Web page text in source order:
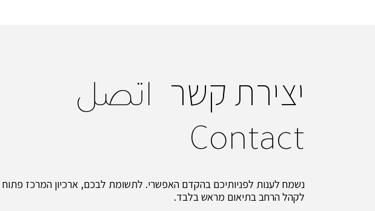
יצירת קשר اتصل
Contact
נשמח לענות לפניותיכם בהקדם האפשרי. לתשומת לבכם, ארכיון המרכז פתוח
לקהל הרחב בתיאום מראש בלבד.